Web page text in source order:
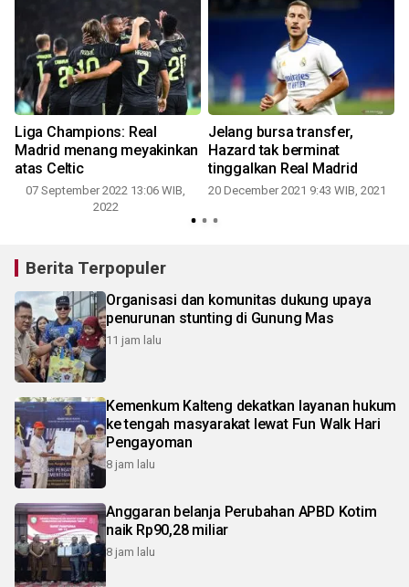
Liga Champions: Real
Madrid menang meyakinkan
atas Celtic
07 September 2022 13:06 WIB,
2022
Jelang bursa transfer,
Hazard tak berminat
tinggalkan Real Madrid
20 December 2021 9:43 WIB, 2021
Berita Terpopuler
Organisasi dan komunitas dukung upaya
penurunan stunting di Gunung Mas
11 jam lalu
Kemenkum Kalteng dekatkan layanan hukum
ke tengah masyarakat lewat Fun Walk Hari
Pengayoman
8 jam lalu
Anggaran belanja Perubahan APBD Kotim
naik Rp90,28 miliar
8 jam lalu